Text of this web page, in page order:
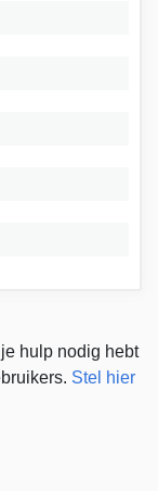
hulp nodig hebt
Stel hier